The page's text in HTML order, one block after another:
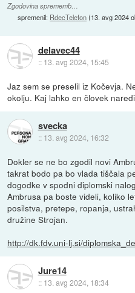
Zgodovina sprememb…
spremenil: RdecTelefon(13. avg 2024
delavec44
:: 13. avg 2024, 15:45
Jaz sem se preselil iz Kočevja.
okolju. Kaj lahko en človek
svecka
:: 13. avg 2024, 16:32
Dokler se ne bo zgodil novi
takrat bodo pa bo vlada tiščala
dogodke v spodni diplomski
Ambrusa pa boste videli, koliko
posilstva, pretepe, ropanja,
družine Strojan.
http://dk.fdv.uni-lj.si/
Jure14
:: 13. avg 2024, 18:34